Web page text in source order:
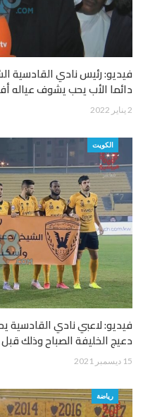
فيديو: رئيس نادي القادسية
دائما الأب يحب يشوف عياله
2 يناير 2022
الكويت
فيديو: لاعبي نادي القادسية
دعيج الخليفة الصباح وذلك
15 ديسمبر 2021
رياضة